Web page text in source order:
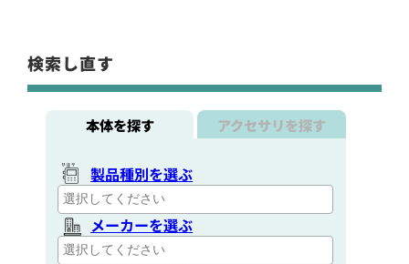
検索し直す
本体を探す アクセサリを探す
製品種別を選ぶ
メーカーを選ぶ